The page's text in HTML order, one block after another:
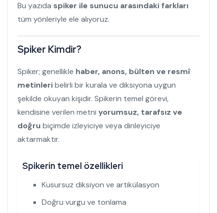
Bu yazıda spiker ile sunucu arasındaki farkları
tüm yönleriyle ele alıyoruz.
Spiker Kimdir?
Spiker; genellikle haber, anons, bülten ve resmî
metinleribelirli bir kurala ve diksiyona uygun
şekilde okuyan kişidir. Spikerin temel görevi,
kendisine verilen metni yorumsuz, tarafsız ve
doğru biçimde izleyiciye veya dinleyiciye
aktarmaktır.
Spikerin temel özellikleri
Kusursuz diksiyon ve artikülasyon
Doğru vurgu ve tonlama